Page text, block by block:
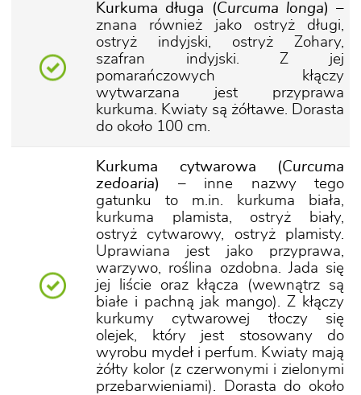
Kurkuma długa (Curcuma longa) –
znana również jako ostryż długi,
ostryż indyjski, ostryż Zohary,
szafran indyjski. Z jej
pomarańczowych kłączy
wytwarzana jest przyprawa
kurkuma. Kwiaty są żółtawe. Dorasta
do około 100 cm.
Kurkuma cytwarowa (Curcuma
zedoaria)
– inne nazwy tego
gatunku to m.in. kurkuma biała,
kurkuma plamista, ostryż biały,
ostryż cytwarowy, ostryż plamisty.
Uprawiana jest jako przyprawa,
warzywo, roślina ozdobna. Jada się
jej liście oraz kłącza (wewnątrz są
białe i pachną jak mango). Z kłączy
kurkumy cytwarowej tłoczy się
olejek, który jest stosowany do
wyrobu mydeł i perfum. Kwiaty mają
żółty kolor (z czerwonymi i zielonymi
przebarwieniami). Dorasta do około